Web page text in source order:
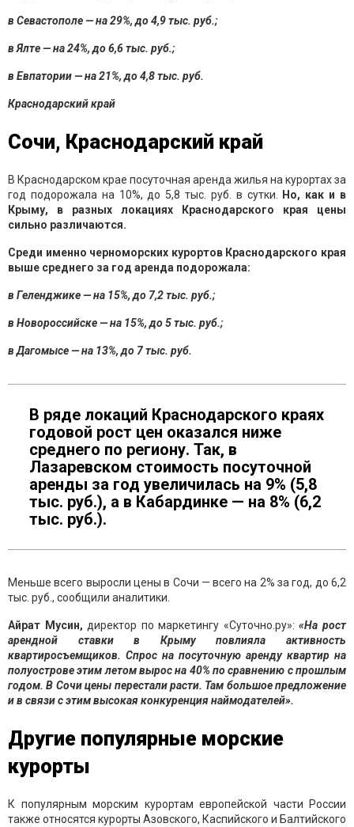
в Севастополе — на 29%, до 4,9 тыс. руб.;
в Ялте — на 24%, до 6,6 тыс. руб.;
в Евпатории — на 21%, до 4,8 тыс. руб.
Краснодарский край
Сочи, Краснодарский край
В Краснодарском крае посуточная аренда жилья на курортах за
год подорожала на 10%, до 5,8 тыс. руб. в сутки.
Но, как и в
Крыму, в разных локациях Краснодарского края цены
сильно различаются.
Среди именно черноморских курортов Краснодарского края
выше среднего за год аренда подорожала:
в Геленджике — на 15%, до 7,2 тыс. руб.;
в Новороссийске — на 15%, до 5 тыс. руб.;
в Дагомысе — на 13%, до 7 тыс. руб.
В ряде локаций Краснодарского краях
годовой рост цен оказался ниже
среднего по региону. Так, в
Лазаревском стоимость посуточной
аренды за год увеличилась на 9% (5,8
тыс. руб.), а в Кабардинке — на 8% (6,2
тыс. руб.).
Меньше всего выросли цены в Сочи — всего на 2% за год, до 6,2
тыс. руб., сообщили аналитики.
Айрат Мусин, директор по маркетингу «Суточно.ру»:«На рост
арендной ставки в Крыму повлияла активность
квартиросъемщиков. Спрос на посуточную аренду квартир на
полуострове этим летом вырос на 40% по сравнению с прошлым
годом. В Сочи цены перестали расти. Там большое предложение
и в связи с этим высокая конкуренция наймодателей».
Другие популярные морские
курорты
К популярным морским курортам европейской части России
также относятся курорты Азовского, Каспийского и Балтийского